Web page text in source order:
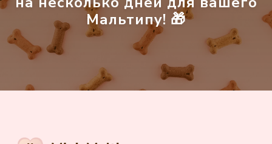
Мальтипу! 🎁
Отзывы
Контакты
Создание и продвижение сайта